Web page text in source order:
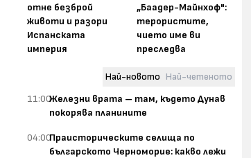
отне безброй
животи и разори
Испанската
империя
„Баадер-Майнхоф":
терористите,
чието име ви
преследва
Най-новото Най-четеното
11:00Железни врата – там, където Дунав
покорява планините
04:00Праисторическите селища по
българското Черноморие: какво лежи